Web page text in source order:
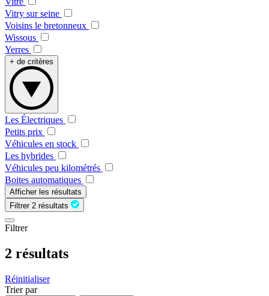
Vitry sur seine
Voisins le bretonneux
Wissous
Yerres
+ de critères
Les Électriques
Petits prix
Véhicules en stock
Les hybrides
Véhicules peu kilométrés
Boites automatiques
Afficher les résultats
Filtrer 2 résultats
Filtrer
2 résultats
Réinitialiser
Trier par